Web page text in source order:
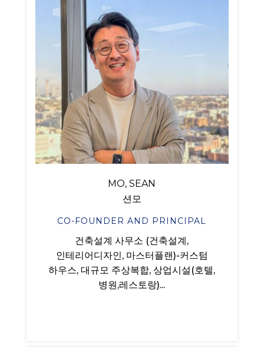
MO, SEAN
션모
CO-FOUNDER AND PRINCIPAL
건축설계 사무소 (건축설계,
인테리어디자인, 마스터플랜)-커스텀
하우스, 대규모 주상복합, 상업시설(호텔,
병원,레스토랑)...